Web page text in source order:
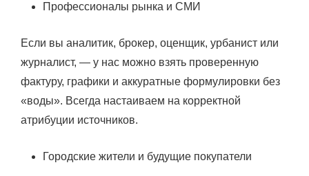
Профессионалы рынка и СМИ
Если вы аналитик, брокер, оценщик, урбанист или
журналист, — у нас можно взять проверенную
фактуру, графики и аккуратные формулировки без
«воды». Всегда настаиваем на корректной
атрибуции источников.
Городские жители и будущие покупатели